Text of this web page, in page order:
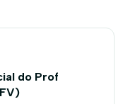
do Prof